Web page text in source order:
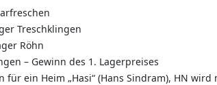
Treschklingen
Röhn
– Gewinn des 1. Lagerpreises
für ein Heim „Hasi“ (Hans Sindram), HN